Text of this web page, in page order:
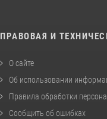
ПРАВОВАЯ И
О сайте
Об использовании
Правила обработки
Сообщить об ошибках